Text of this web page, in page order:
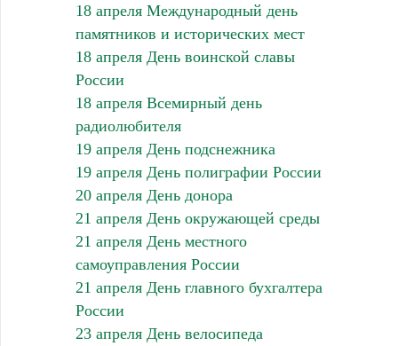
18 апреля Международный день
памятников и исторических мест
18 апреля День воинской славы
России
18 апреля Всемирный день
радиолюбителя
19 апреля День подснежника
19 апреля День полиграфии России
20 апреля День донора
21 апреля День окружающей среды
21 апреля День местного
самоуправления России
21 апреля День главного бухгалтера
России
23 апреля День велосипеда